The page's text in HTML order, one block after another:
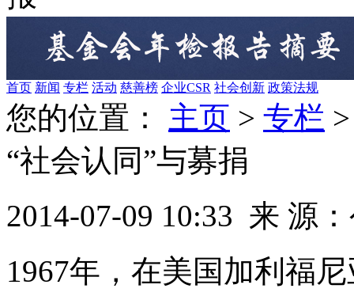
首页 新闻 专栏 活动 慈善榜 企业CSR 社会创新 政策法规
您的位置： 主页 > 专栏
“社会认同”与募捐
2014-07-09 10:33 来 源
1967年，在美国加利福